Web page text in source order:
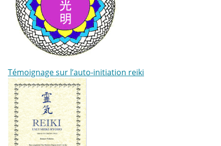
Témoignage sur l’auto-initiation reiki